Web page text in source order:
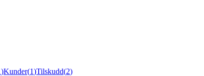
)Kunder(1)Tilskudd(2)